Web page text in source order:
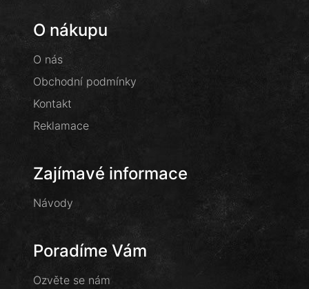
O nákupu
O nás
Obchodní podmínky
Kontakt
Reklamace
Zajímavé informace
Návody
Poradíme Vám
Ozvěte se nám